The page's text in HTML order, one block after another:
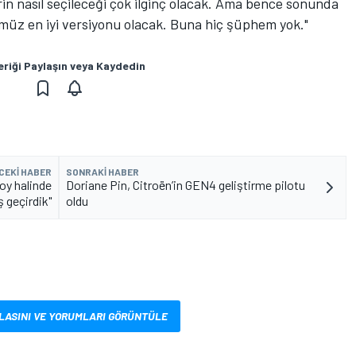
en iyi versiyonu olacak. Buna hiç şüphem yok."
Paylaşın veya Kaydedin
HABER
halinde
geçirdik"
SONRAKI HABER
Doriane Pin, Citroën’in GEN4 geliştirme pilotu
oldu
VE YORUMLARI GÖRÜNTÜLE